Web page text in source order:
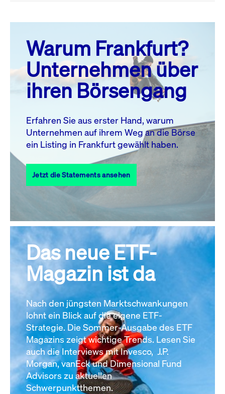
August 26
MO. DI. MI. DO. FR. SA. SO.
1
2
3
4 5 6 7 8
10 11 13 14
17
18 19 20 21 22
23
27 28
31
Alle Events
Warum Frankfurt?
Unternehmen über
ihren Börsengang
Erfahren Sie aus erster Hand, warum
Unternehmen auf ihrem Weg an die Börse
ein Listing in Frankfurt gewählt haben.
Jetzt die Statements ansehen
Das neue ETF-
Magazin ist da
Nach den jüngsten Marktschwankungen
lohnt ein Blick auf die eigene ETF-
Strategie. Die Sommer-Ausgabe des ETF
Magazins zeigt wichtige Trends. Lesen Sie
auch die Interviews mit Invesco, J.P.
Morgan, vanEck und Dimensional Fund
Advisors zu aktuellen
Schwerpunktthemen.